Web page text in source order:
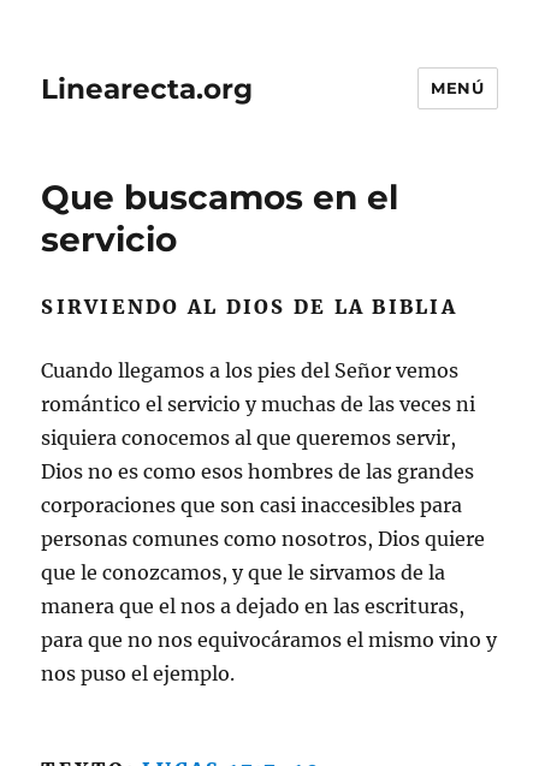
Linearecta.org MENÚ
Que buscamos en el
servicio
SIRVIENDO AL DIOS DE LA BIBLIA
Cuando llegamos a los pies del Señor vemos
romántico el servicio y muchas de las veces ni
siquiera conocemos al que queremos servir,
Dios no es como esos hombres de las grandes
corporaciones que son casi inaccesibles para
personas comunes como nosotros, Dios quiere
que le conozcamos, y que le sirvamos de la
manera que el nos a dejado en las escrituras,
para que no nos equivocáramos el mismo vino y
nos puso el ejemplo.